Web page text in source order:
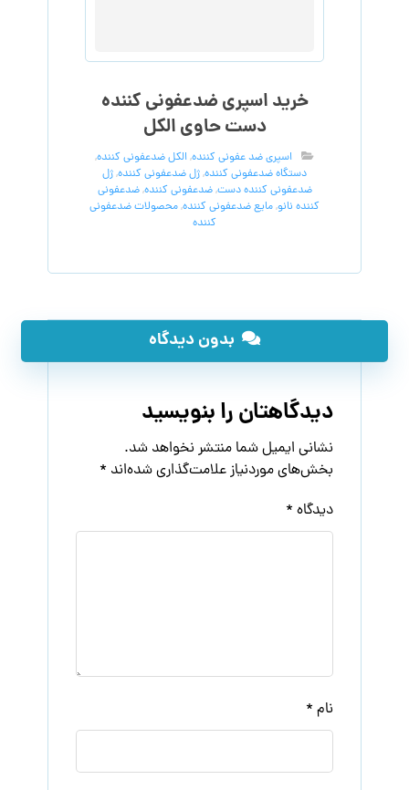
خرید اسپری ضدعفونی کننده
دست حاوی الکل
اسپری ضد عفونی کننده,الکل ضدعفونی کننده,
دستگاه ضدعفونی کننده,ژل ضدعفونی کننده,ژل
ضدعفونی کننده دست,ضدعفونی کننده,ضدعفونی
کننده نانو,مایع ضدعفونی کننده,محصولات ضدعفونی
کننده
بدون دیدگاه
دیدگاهتان را بنویسید
نشانی ایمیل شما منتشر نخواهد شد.
بخش‌های موردنیاز علامت‌گذاری شده‌اند *
دیدگاه *
نام *